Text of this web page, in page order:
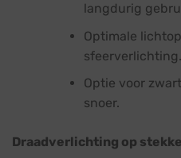
langdurig
Optimale
sfeerverlichting.
Optie voor
snoer.
Draadverlichting op